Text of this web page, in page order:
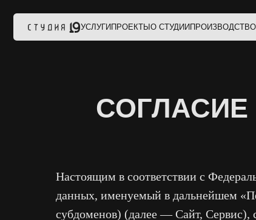
УСЛУГИПРОЕКТЫО СТУДИИПРОИЗВОДСТВО
СОГЛАСИЕ
Настоящим в соответствии с
данных, именуемый в дальнейшем
субдоменов) (далее — Сайт, Сервис),